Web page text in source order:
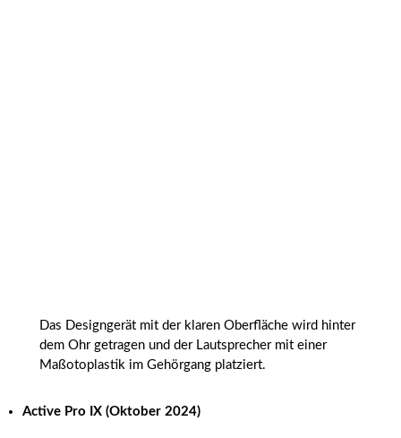
Das Designgerät mit der klaren Oberfläche wird hinter
dem Ohr getragen und der Lautsprecher mit einer
Maßotoplastik im Gehörgang platziert.
Active Pro IX (Oktober 2024)